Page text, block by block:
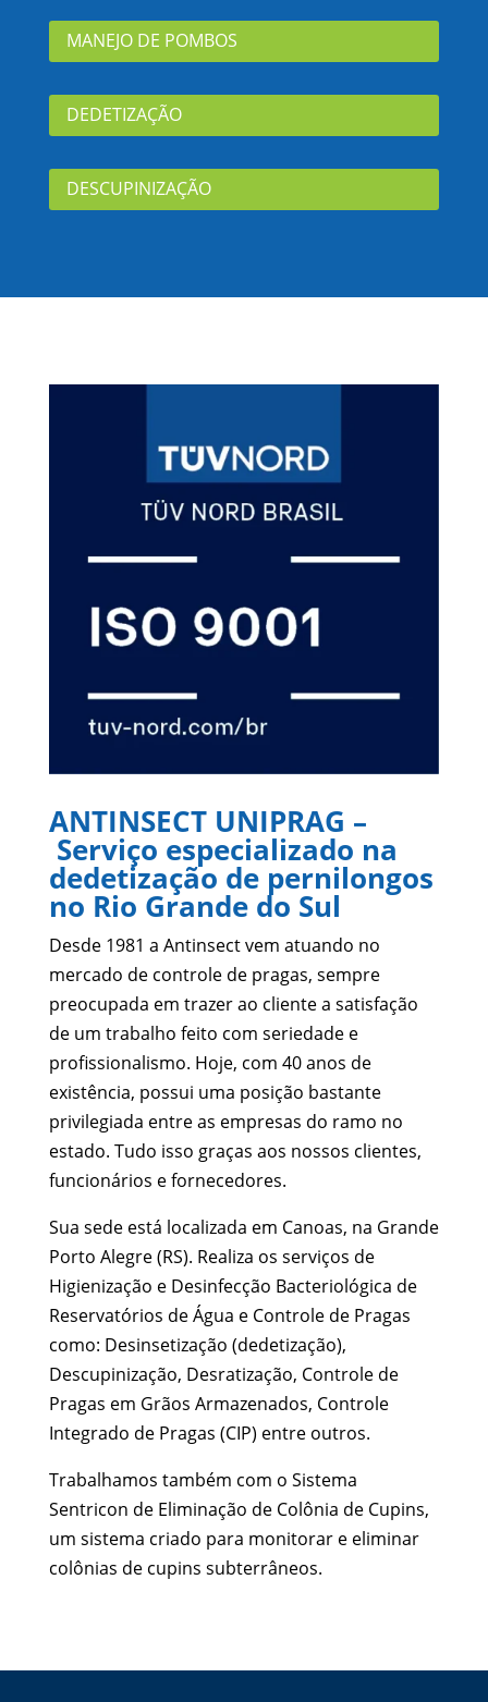
MANEJO DE POMBOS
DEDETIZAÇÃO
DESCUPINIZAÇÃO
ANTINSECT UNIPRAG –
Serviço especializado na
dedetização de pernilongos
no Rio Grande do Sul
Desde 1981 a Antinsect vem atuando no
mercado de controle de pragas, sempre
preocupada em trazer ao cliente a satisfação
de um trabalho feito com seriedade e
profissionalismo. Hoje, com 40 anos de
existência, possui uma posição bastante
privilegiada entre as empresas do ramo no
estado. Tudo isso graças aos nossos clientes,
funcionários e fornecedores.
Sua sede está localizada em Canoas, na Grande
Porto Alegre (RS). Realiza os serviços de
Higienização e Desinfecção Bacteriológica de
Reservatórios de Água e Controle de Pragas
como: Desinsetização (dedetização),
Descupinização, Desratização, Controle de
Pragas em Grãos Armazenados, Controle
Integrado de Pragas (CIP) entre outros.
Trabalhamos também com o Sistema
Sentricon de Eliminação de Colônia de Cupins,
um sistema criado para monitorar e eliminar
colônias de cupins subterrâneos.